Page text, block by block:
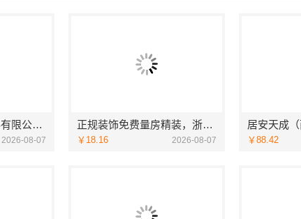
苏州百年豪庭新材料有限公司-靠谱团队拎包入住家装
2026-08-07
正规装饰免费量房精装，浙江臻美新型建材有限公司贴心服务
￥18.16 2026-08-07 ￥88.42